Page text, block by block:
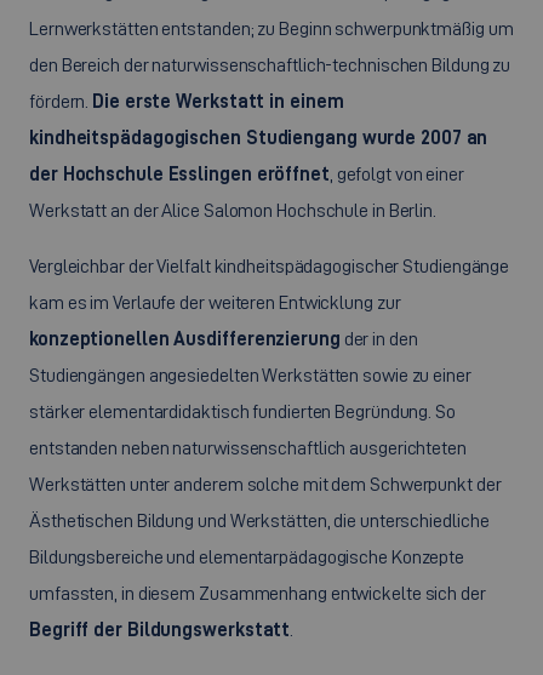
Lernwerkstätten entstanden; zu Beginn schwerpunktmäßig um
den Bereich der naturwissenschaftlich-technischen Bildung zu
fördern. Die erste Werkstatt in einem
kindheitspädagogischen Studiengang wurde 2007 an
der Hochschule Esslingen eröffnet , gefolgt von einer
Werkstatt an der Alice Salomon Hochschule in Berlin.
Vergleichbar der Vielfalt kindheitspädagogischer Studiengänge
kam es im Verlaufe der weiteren Entwicklung zur
konzeptionellen Ausdifferenzierung der in den
Studiengängen angesiedelten Werkstätten sowie zu einer
stärker elementardidaktisch fundierten Begründung. So
entstanden neben naturwissenschaftlich ausgerichteten
Werkstätten unter anderem solche mit dem Schwerpunkt der
Ästhetischen Bildung und Werkstätten, die unterschiedliche
Bildungsbereiche und elementarpädagogische Konzepte
umfassten, in diesem Zusammenhang entwickelte sich der
Begriff der Bildungswerkstatt